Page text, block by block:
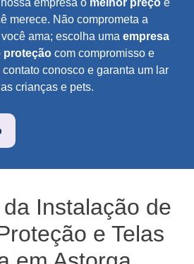
empresa o melhor preço e
merece. Não comprometa a
ama; escolha uma empresa
proteção com compromisso e
conosco e garanta um lar
crianças e pets.
Instalação de
e Telas